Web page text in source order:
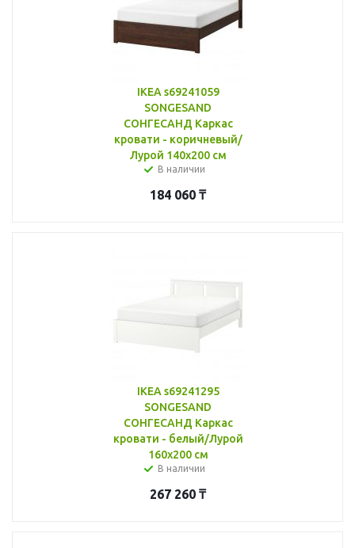
IKEA s69241059
SONGESAND
СОНГЕСАНД Каркас
кровати - коричневый/
Лурой 140x200 см
В наличии
184 060 ₸
IKEA s69241295
SONGESAND
СОНГЕСАНД Каркас
кровати - белый/Лурой
160x200 см
В наличии
267 260 ₸